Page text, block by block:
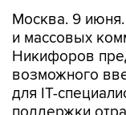
Москва. 9 июня.
и массовых
Никифоров
возможного
для IT-